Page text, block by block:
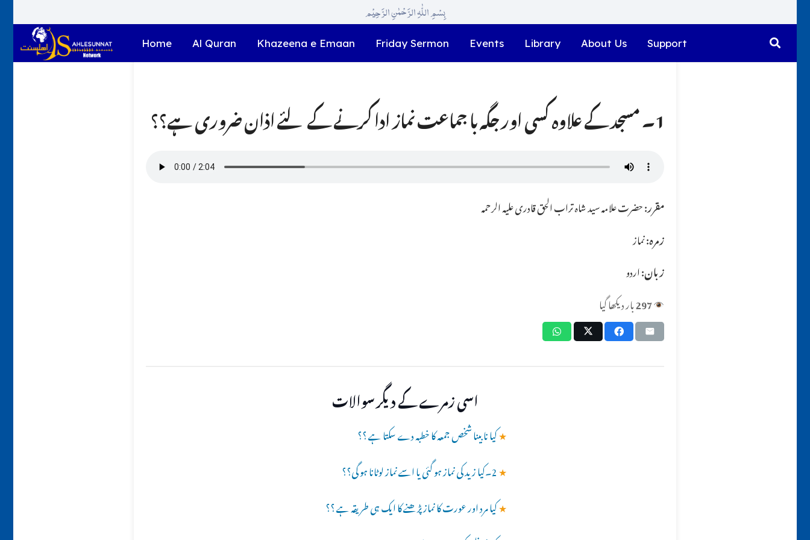
بِسْمِ اللّٰہِ الرَّحْمٰنِ الرَّحِیْم
Home Al Quran Khazeena e Emaan Friday Sermon Events Library About Us Support
1۔ مسجد کے علاوہ کسی اور جگہ با جماعت نماز ادا کرنے کے لئے اذان ضروری ہے؟؟
مقرر:حضرت علامہ سید شاہ تراب الحق قادری علیہ الرحمہ
زمرہ:نماز
زبان:اردو
297بار دیکھا گیا
اسی زمرے کے دیگر سوالات
★کیا نابینا شخص جمعہ کا خطبہ دے سکتا ہے ؟؟
★2۔کیا زید کی نماز ہو گئی یا اسے نماز لوٹانا ہو گی؟؟
★کیا مرد اور عورت کا نماز پڑھنے کا ایک ہی طریقہ ہے ؟؟